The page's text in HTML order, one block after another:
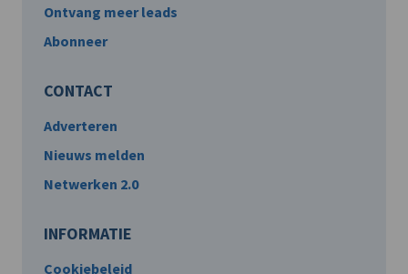
Ontvang meer leads
Abonneer
CONTACT
Adverteren
Nieuws melden
Netwerken 2.0
INFORMATIE
Cookiebeleid